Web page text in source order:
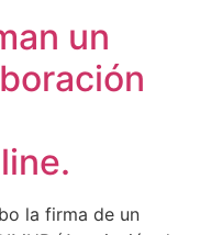
un
la firma de un